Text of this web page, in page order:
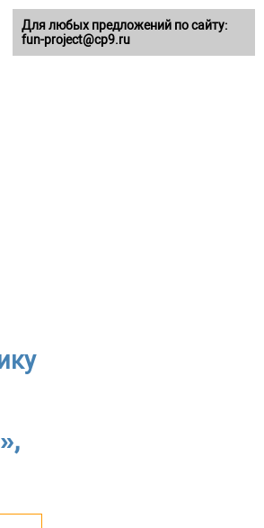
Для любых предложений по сайту:
fun-project@cp9.ru